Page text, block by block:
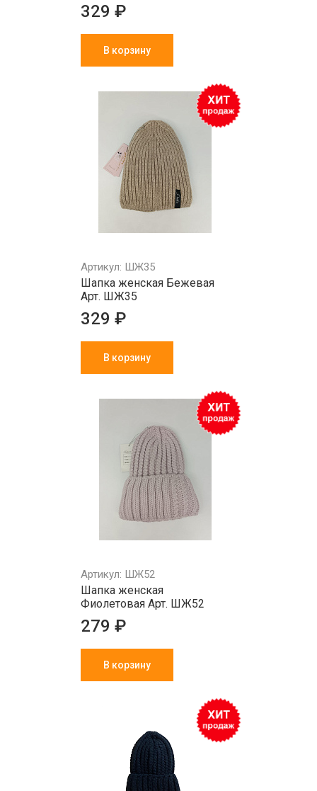
329 ₽
В корзину
Артикул: ШЖ35
Шапка женская Бежевая
Арт. ШЖ35
329 ₽
В корзину
Артикул: ШЖ52
Шапка женская
Фиолетовая Арт. ШЖ52
279 ₽
В корзину